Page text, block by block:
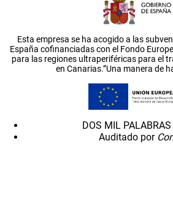
Esta empresa se ha acogido a las
España cofinanciadas con el Fondo
para las regiones ultraperiféricas para el
en Canarias.”Una manera de
DOS MIL
Auditado por